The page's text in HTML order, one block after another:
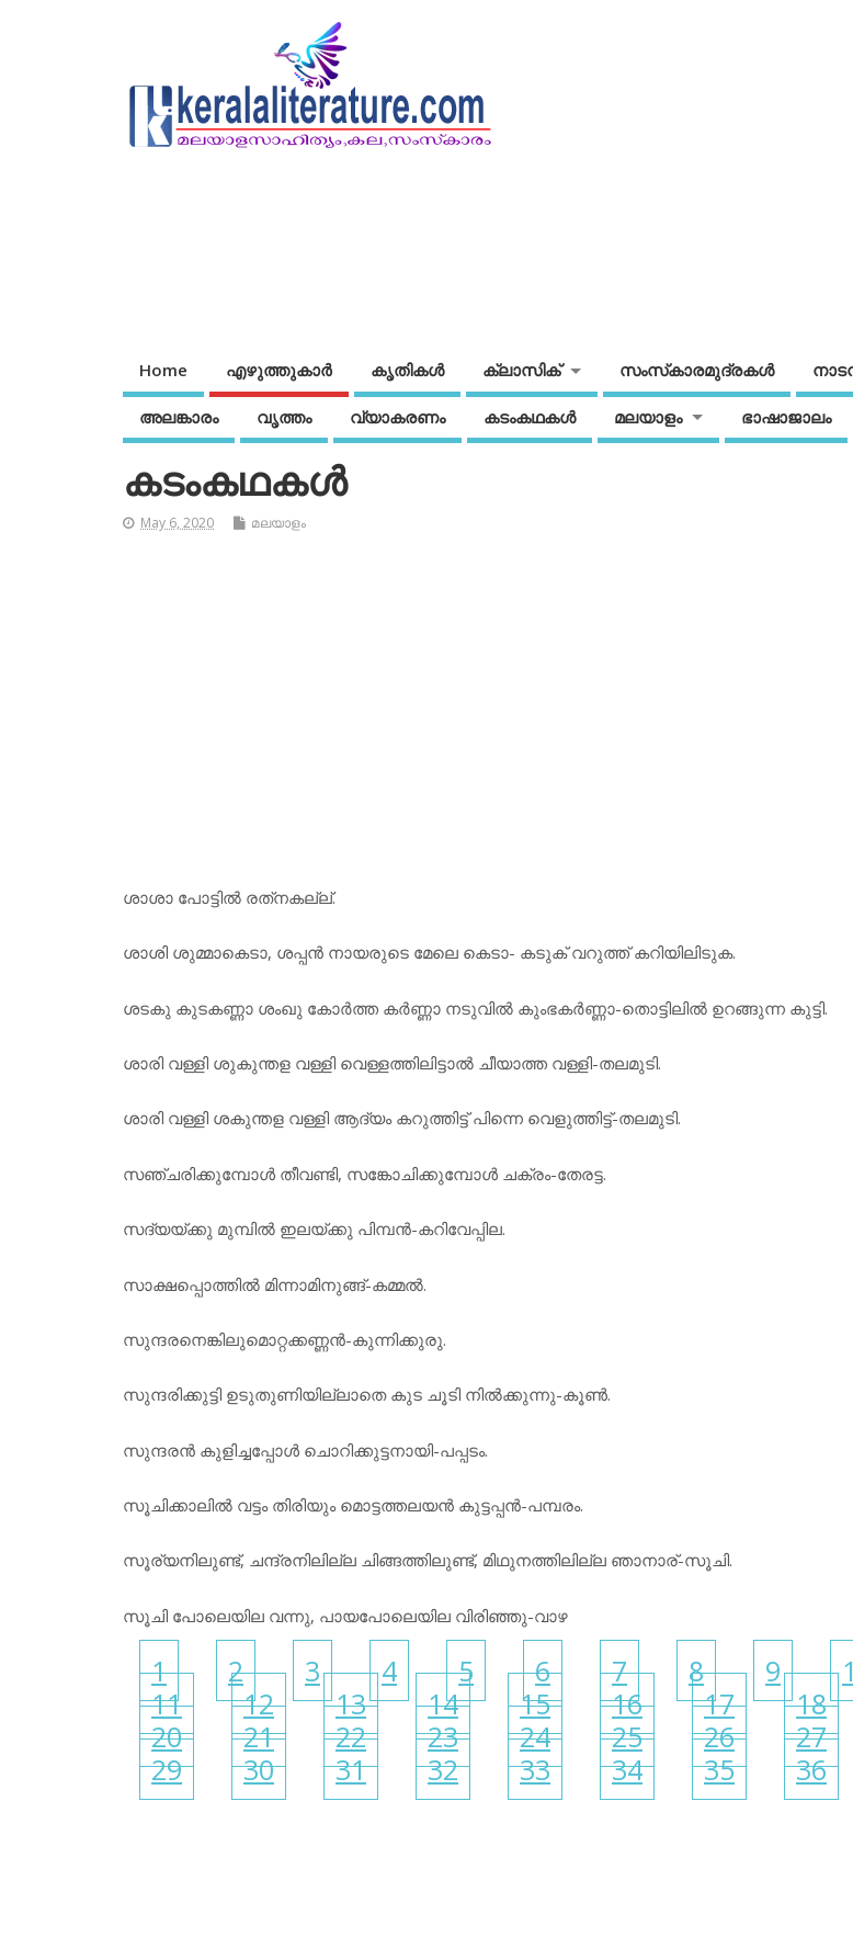
Home എഴുത്തുകാര്‍ കൃതികൾ ക്ലാസിക് സംസ്‌കാരമുദ്രകള്‍
അലങ്കാരം വൃത്തം വ്യാകരണം കടംകഥകള്‍ മലയാളം ഭാഷാജാലം
കടംകഥകള്‍
May 6, 2020 മലയാളം
ശാശാ പോട്ടില്‍ രത്‌നകല്ല്.
ശാശി ശുമ്മാകെടാ, ശപ്പന്‍ നായരുടെ മേലെ കെടാ- കടുക് വറുത്ത് കറിയിലിടുക.
ശടകു കുടകണ്ണാ ശംഖു കോര്‍ത്ത കര്‍ണ്ണാ നടുവില്‍ കുംഭകര്‍ണ്ണാ-തൊട്ടിലില്‍ ഉറങ്ങുന്ന കുട്ടി.
ശാരി വള്ളി ശുകുന്തള വള്ളി വെള്ളത്തിലിട്ടാല്‍ ചീയാത്ത വള്ളി-തലമുടി.
ശാരി വള്ളി ശകുന്തള വള്ളി ആദ്യം കറുത്തിട്ട് പിന്നെ വെളുത്തിട്ട്-തലമുടി.
സഞ്ചരിക്കുമ്പോള്‍ തീവണ്ടി, സങ്കോചിക്കുമ്പോള്‍ ചക്രം-തേരട്ട.
സദ്യയ്ക്കു മുമ്പില്‍ ഇലയ്ക്കു പിമ്പന്‍-കറിവേപ്പില.
സാക്ഷപ്പൊത്തില്‍ മിന്നാമിനുങ്ങ്-കമ്മല്‍.
സുന്ദരനെങ്കിലുമൊറ്റക്കണ്ണന്‍-കുന്നിക്കുരു.
സുന്ദരിക്കുട്ടി ഉടുതുണിയില്ലാതെ കുട ചൂടി നില്‍ക്കുന്നു-കൂണ്‍.
സുന്ദരന്‍ കുളിച്ചപ്പോള്‍ ചൊറിക്കുട്ടനായി-പപ്പടം.
സൂചിക്കാലില്‍ വട്ടം തിരിയും മൊട്ടത്തലയന്‍ കുട്ടപ്പന്‍-പമ്പരം.
സൂര്യനിലുണ്ട്, ചന്ദ്രനിലില്ല ചിങ്ങത്തിലുണ്ട്, മിഥുനത്തിലില്ല ഞാനാര്-സൂചി.
സൂചി പോലെയില വന്നു, പായപോലെയില വിരിഞ്ഞു-വാഴ
1 2 3 4 5 6 7 8 9
11
12 13 14 15 16 17 18
20
21 22 23 24 25 26 27
29
30 31 32 33 34 35 36